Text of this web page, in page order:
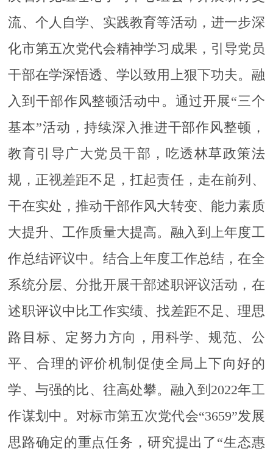
流、个人自学、实践教育等活动，进一步深
化市第五次党代会精神学习成果，引导党员
干部在学深悟透、学以致用上狠下功夫。融
入到干部作风整顿活动中。通过开展“三个
基本”活动，持续深入推进干部作风整顿，
教育引导广大党员干部，吃透林草政策法
规，正视差距不足，扛起责任，走在前列、
干在实处，推动干部作风大转变、能力素质
大提升、工作质量大提高。融入到上年度工
作总结评议中。结合上年度工作总结，在全
系统分层、分批开展干部述职评议活动，在
述职评议中比工作实绩、找差距不足、理思
路目标、定努力方向，用科学、规范、公
平、合理的评价机制促使全局上下向好的
学、与强的比、往高处攀。融入到2022年工
作谋划中。对标市第五次党代会“3659”发展
思路确定的重点任务，研究提出了“生态惠